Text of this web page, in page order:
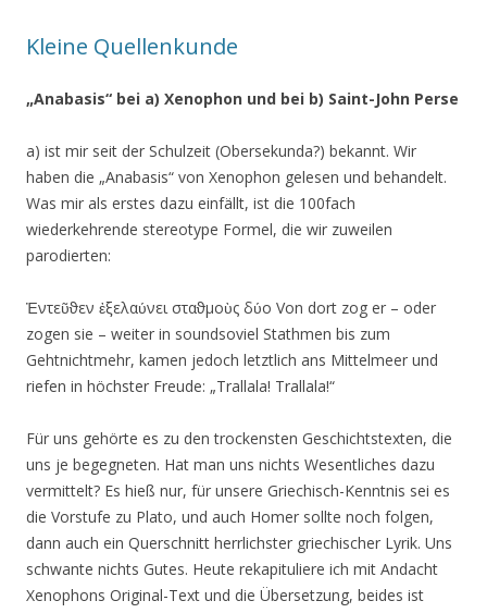
Kleine Quellenkunde
„Anabasis“ bei a) Xenophon und bei b) Saint-John Perse
a) ist mir seit der Schulzeit (Obersekunda?) bekannt. Wir
haben die „Anabasis“ von Xenophon gelesen und behandelt.
Was mir als erstes dazu einfällt, ist die 100fach
wiederkehrende stereotype Formel, die wir zuweilen
parodierten:
Ἐντεῦϑεν ἐξελαύνει σταϑμοὺς δύο Von dort zog er – oder
zogen sie – weiter in soundsoviel Stathmen bis zum
Gehtnichtmehr, kamen jedoch letztlich ans Mittelmeer und
riefen in höchster Freude: „Trallala! Trallala!“
Für uns gehörte es zu den trockensten Geschichtstexten, die
uns je begegneten. Hat man uns nichts Wesentliches dazu
vermittelt? Es hieß nur, für unsere Griechisch-Kenntnis sei es
die Vorstufe zu Plato, und auch Homer sollte noch folgen,
dann auch ein Querschnitt herrlichster griechischer Lyrik. Uns
schwante nichts Gutes. Heute rekapituliere ich mit Andacht
Xenophons Original-Text und die Übersetzung, beides ist